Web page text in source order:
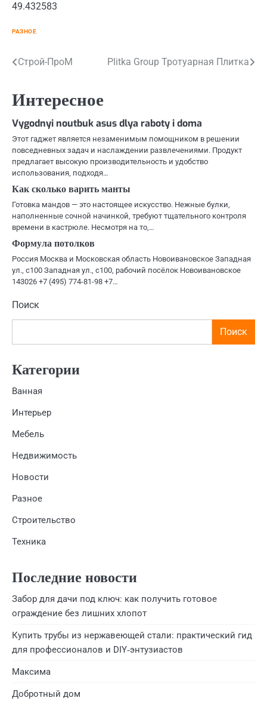
49.432583
РАЗНОЕ
Навигация
записям
Строй-ПроМ Plitka Group Тротуарная Плитка
Интересное
Vygodnyi noutbuk asus dlya raboty i doma
Этот гаджет является незаменимым помощником в решении
повседневных задач и наслаждении развлечениями. Продукт
предлагает высокую производительность и удобство
использования, подходя…
Как сколько варить манты
Готовка мандов — это настоящее искусство. Нежные булки,
наполненные сочной начинкой, требуют тщательного контроля
времени в кастрюле. Несмотря на то,…
Формула потолков
Россия Москва и Московская область Новоивановское Западная
ул., с100 Западная ул., с100, рабочий посёлок Новоивановское
143026 +7 (495) 774-81-98 +7…
Поиск
Поиск
Категории
Ванная
Интерьер
Мебель
Недвижимость
Новости
Разное
Строительство
Техника
Последние новости
Забор для дачи под ключ: как получить готовое
ограждение без лишних хлопот
Купить трубы из нержавеющей стали: практический гид
для профессионалов и DIY‑энтузиастов
Максима
Добротный дом